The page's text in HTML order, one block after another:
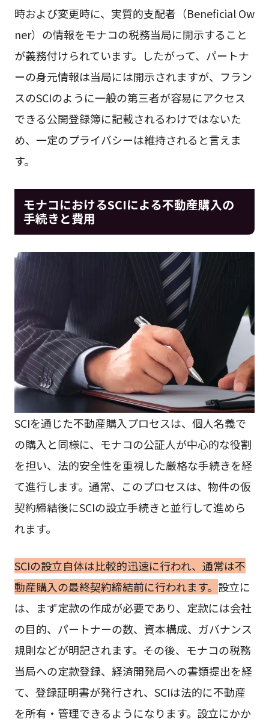
時および変更時に、実質的支配者（Beneficial Ow
ner）の情報をモナコの税務当局に開示すること
が義務付けられています。したがって、パートナ
ーの身元情報は当局には開示されますが、フラン
スのSCIのように一般の第三者が容易にアクセス
できる公開登録簿に記載されるわけではないた
め、一定のプライバシーは維持されると言えま
す。
モナコにおけるSCIによる不動産購入の
手続きと費用
SCIを通じた不動産購入プロセスは、個人名義で
の購入と同様に、モナコの公証人が中心的な役割
を担い、法的安全性を重視した厳格な手続きを経
て進行します。通常、このプロセスは、物件の仮
契約締結後にSCIの設立手続きと並行して進めら
れます。
SCIの設立自体は比較的迅速に行われ、通常は不
動産購入の最終契約締結前に行われます。 設立に
は、まず定款の作成が必要であり、定款には会社
の目的、パートナーの数、資本構成、ガバナンス
規則などが明記されます。その後、モナコの税務
当局への定款登録、経済開発局への書類提出を経
て、登録証明書が発行され、SCIは法的に不動産
を所有・管理できるようになります。設立にかか